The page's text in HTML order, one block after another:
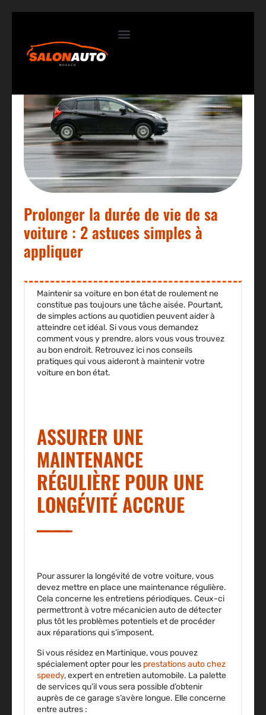
Prolonger la durée de vie de sa
voiture : 2 astuces simples à
appliquer
Maintenir sa voiture en bon état de roulement ne
constitue pas toujours une tâche aisée. Pourtant,
de simples actions au quotidien peuvent aider à
atteindre cet idéal. Si vous vous demandez
comment vous y prendre, alors vous vous trouvez
au bon endroit. Retrouvez ici nos conseils
pratiques qui vous aideront à maintenir votre
voiture en bon état.
ASSURER UNE
MAINTENANCE
RÉGULIÈRE POUR UNE
LONGÉVITÉ ACCRUE
Pour assurer la longévité de votre voiture, vous
devez mettre en place une maintenance régulière.
Cela concerne les entretiens périodiques. Ceux-ci
permettront à votre mécanicien auto de détecter
plus tôt les problèmes potentiels et de procéder
aux réparations qui s’imposent.
Si vous résidez en Martinique, vous pouvez
spécialement opter pour les prestations auto chez
speedy, expert en entretien automobile. La palette
de services qu’il vous sera possible d’obtenir
auprès de ce garage s’avère longue. Elle concerne
entre autres :